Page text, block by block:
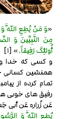
«وَ مَنْ یُطِعِ اللَّهَ وَ
مِنَ النَّبِیِّینَ وَ
أُولئِکَ رَفِیقاً.» [1]
و کسی که خدا و
همنشین کسانی
تمام کرده از
رفیق های خوبی
عَن زُراره عَن أبی
یُطِعِ اللَّهَ وَ